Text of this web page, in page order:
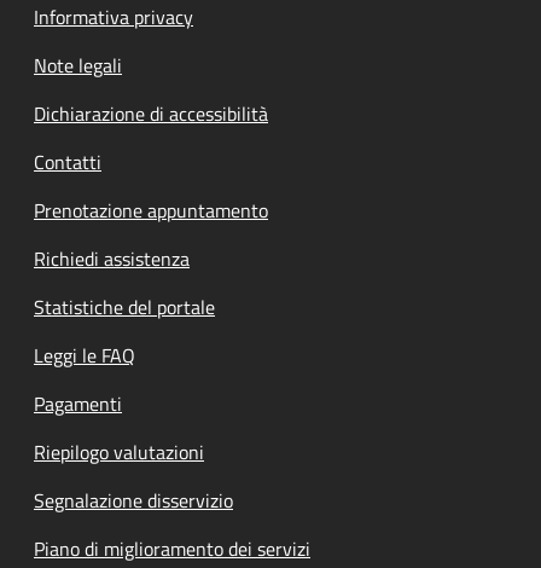
Informativa privacy
Note legali
Dichiarazione di accessibilità
Contatti
Prenotazione appuntamento
Richiedi assistenza
Statistiche del portale
Leggi le FAQ
Pagamenti
Riepilogo valutazioni
Segnalazione disservizio
Piano di miglioramento dei servizi